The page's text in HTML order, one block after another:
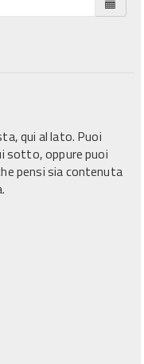
qui al lato. Puoi
sotto, oppure puoi
pensi sia contenuta